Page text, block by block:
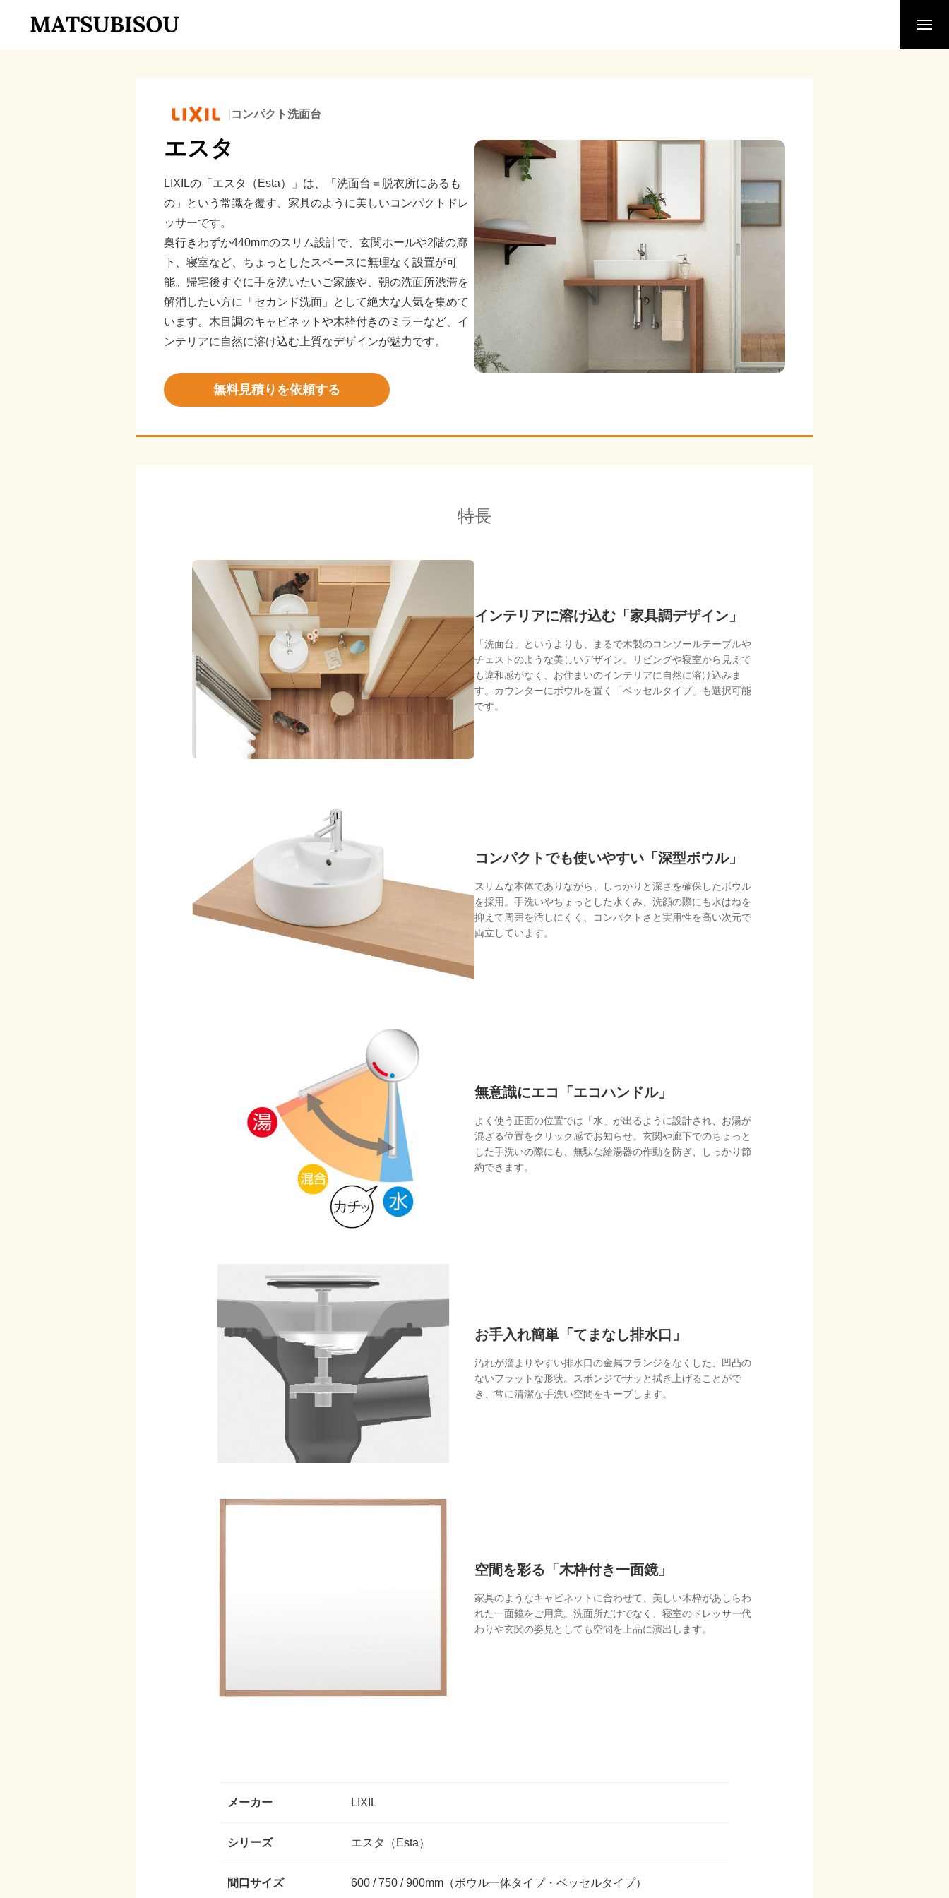
トップページ
WORKS
お問い合わせ
NEWS
最新情報
コンパクト洗面台
エスタ
LIXILの「エスタ（Esta）」は、「洗面台＝脱衣所にあるも
の」という常識を覆す、家具のように美しいコンパクトドレ
ッサーです。
奥行きわずか440mmのスリム設計で、玄関ホールや2階の廊
下、寝室など、ちょっとしたスペースに無理なく設置が可
能。帰宅後すぐに手を洗いたいご家族や、朝の洗面所渋滞を
解消したい方に「セカンド洗面」として絶大な人気を集めて
います。木目調のキャビネットや木枠付きのミラーなど、イ
ンテリアに自然に溶け込む上質なデザインが魅力です。
無料見積りを依頼する
特長
インテリアに溶け込む「家具調デザイン」
「洗面台」というよりも、まるで木製のコンソールテーブルや
チェストのような美しいデザイン。リビングや寝室から見えて
も違和感がなく、お住まいのインテリアに自然に溶け込みま
す。カウンターにボウルを置く「ベッセルタイプ」も選択可能
です。
コンパクトでも使いやすい「深型ボウル」
スリムな本体でありながら、しっかりと深さを確保したボウル
を採用。手洗いやちょっとした水くみ、洗顔の際にも水はねを
抑えて周囲を汚しにくく、コンパクトさと実用性を高い次元で
両立しています。
無意識にエコ「エコハンドル」
よく使う正面の位置では「水」が出るように設計され、お湯が
混ざる位置をクリック感でお知らせ。玄関や廊下でのちょっと
した手洗いの際にも、無駄な給湯器の作動を防ぎ、しっかり節
約できます。
お手入れ簡単「てまなし排水口」
汚れが溜まりやすい排水口の金属フランジをなくした、凹凸の
ないフラットな形状。スポンジでサッと拭き上げることがで
き、常に清潔な手洗い空間をキープします。
空間を彩る「木枠付き一面鏡」
家具のようなキャビネットに合わせて、美しい木枠があしらわ
れた一面鏡をご用意。洗面所だけでなく、寝室のドレッサー代
わりや玄関の姿見としても空間を上品に演出します。
メーカー LIXIL
シリーズ エスタ（Esta）
間口サイズ 600 / 750 / 900mm（ボウル一体タイプ・ベッセルタイプ）